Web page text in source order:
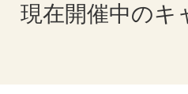
現在開催中のキ